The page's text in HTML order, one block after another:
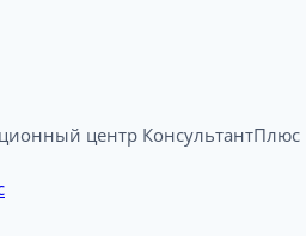
центр КонсультантПлюс